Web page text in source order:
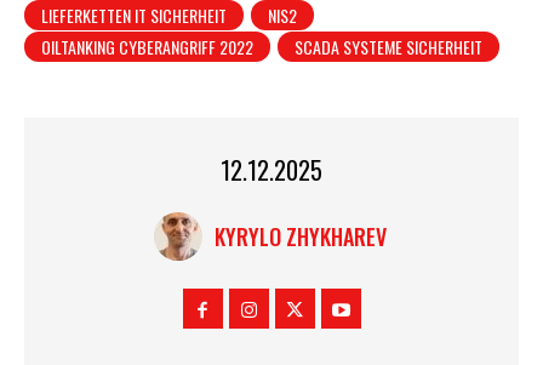
LIEFERKETTEN IT SICHERHEIT
NIS2
OILTANKING CYBERANGRIFF 2022
SCADA SYSTEME SICHERHEIT
12.12.2025
KYRYLO ZHYKHAREV